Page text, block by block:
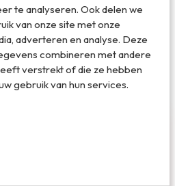
te analyseren. Ook delen we
van onze site met onze
adverteren en analyse. Deze
combineren met andere
verstrekt of die ze hebben
gebruik van hun services.
op WhatsApp